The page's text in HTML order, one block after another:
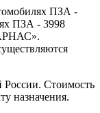
ПЗА -
ПЗА - 3998
России. Стоимость
назначения.